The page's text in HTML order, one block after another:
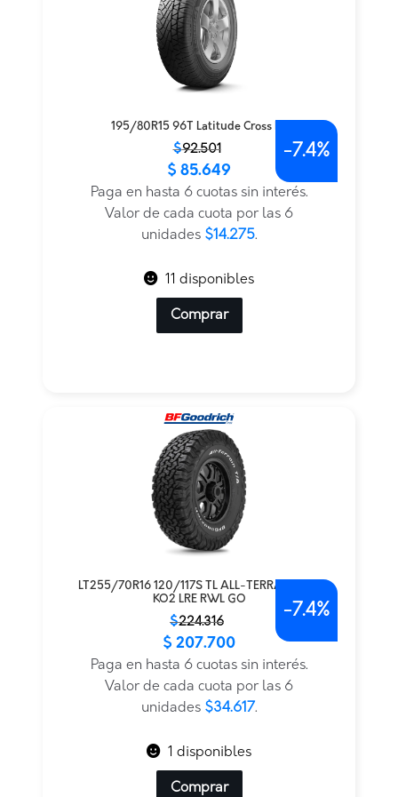
195/80R15 96T Latitude Cross Dt
$92.501
original
actual
$ 85.649
Paga en hasta 6 cuotas sin interés.
Valor de cada cuota por las 6
unidades $14.275.
-7.4%
11 disponibles
Comprar
LT255/70R16 120/117S TL ALL-TERRAIN T/A
KO2 LRE RWL GO
$224.316
original
actual
$ 207.700
Paga en hasta 6 cuotas sin interés.
Valor de cada cuota por las 6
unidades $34.617.
-7.4%
1 disponibles
Comprar